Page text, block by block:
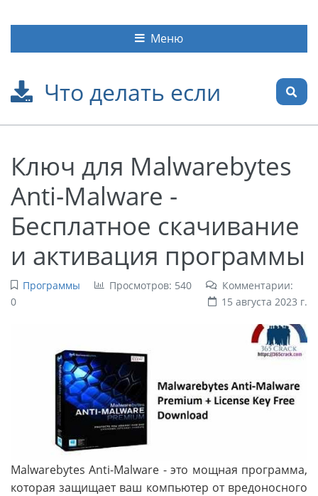
Что делать если
Меню
Ключ для Malwarebytes
Anti-Malware -
Бесплатное скачивание
и активация программы
Программы Просмотров: 540
Комментарии:
0
15 августа 2023 г.
Malwarebytes Anti-Malware - это мощная программа,
которая защищает ваш компьютер от вредоносного